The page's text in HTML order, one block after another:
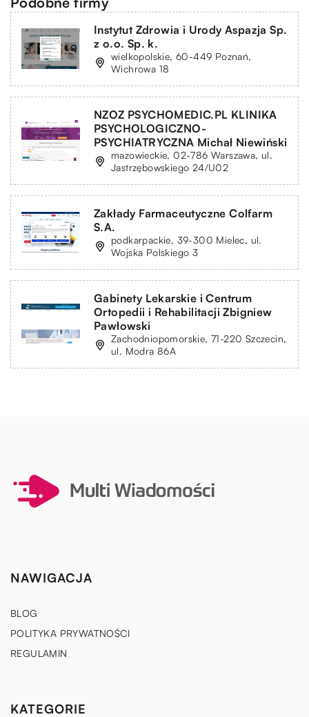
Instytut Zdrowia i Urody Aspazja Sp.
z o.o. Sp. k.
wielkopolskie, 60-449 Poznań,
Wichrowa 18
NZOZ PSYCHOMEDIC.PL KLINIKA
PSYCHOLOGICZNO-
PSYCHIATRYCZNA Michał Niewiński
mazowieckie, 02-786 Warszawa, ul.
Jastrzębowskiego 24/U02
Zakłady Farmaceutyczne Colfarm
S.A.
podkarpackie, 39-300 Mielec, ul.
Wojska Polskiego 3
Gabinety Lekarskie i Centrum
Ortopedii i Rehabilitacji Zbigniew
Pawłowski
Zachodniopomorskie, 71-220 Szczecin,
ul. Modra 86A
NAWIGACJA
BLOG
POLITYKA PRYWATNOŚCI
REGULAMIN
KATEGORIE